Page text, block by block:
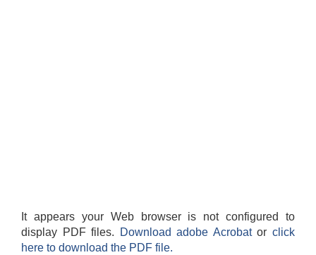
It appears your Web browser is not configured to
display PDF files.
Download adobe Acrobatorclick
here to download the PDF file.